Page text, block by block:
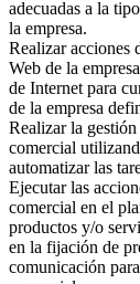
adecuadas a la
la empresa.
Realizar acciones
Web de la
de Internet para
de la empresa
Realizar la
comercial
automatizar las
Ejecutar las
comercial en el
productos y/o
en la fijación de
comunicación